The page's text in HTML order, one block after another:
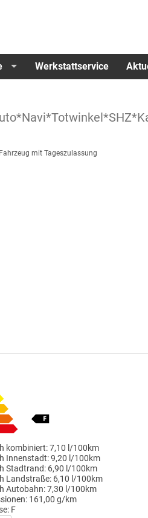
Werkstattservice
Fahrzeug mit Tageszulassung
kombiniert:7,10 l/100km
Innenstadt:9,20 l/100km
Stadtrand: 6,90 l/100km
Landstraße: 6,10 l/100km
Autobahn:7,30 l/100km
161,00 g/km
F